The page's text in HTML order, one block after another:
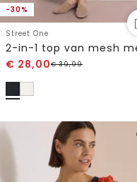
-30%
Street One
€ 28,00€39,99